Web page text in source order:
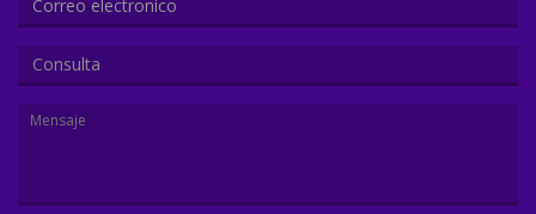
Consulta